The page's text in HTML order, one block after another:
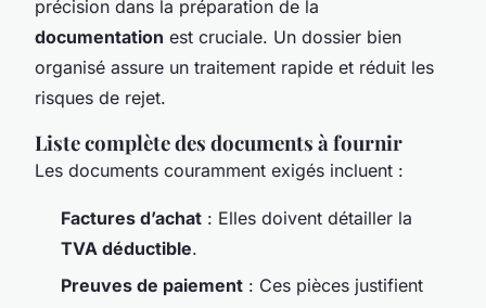
précision dans la préparation de la
documentation est cruciale. Un dossier bien
organisé assure un traitement rapide et réduit les
risques de rejet.
Liste complète des documents à fournir
Les documents couramment exigés incluent :
Factures d’achat : Elles doivent détailler la
TVA déductible.
Preuves de paiement : Ces pièces justifient